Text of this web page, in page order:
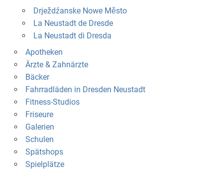
Drježdźanske Nowe Město
La Neustadt de Dresde
La Neustadt di Dresda
Apotheken
Ärzte & Zahnärzte
Bäcker
Fahrradläden in Dresden Neustadt
Fitness-Studios
Friseure
Galerien
Schulen
Spätshops
Spielplätze